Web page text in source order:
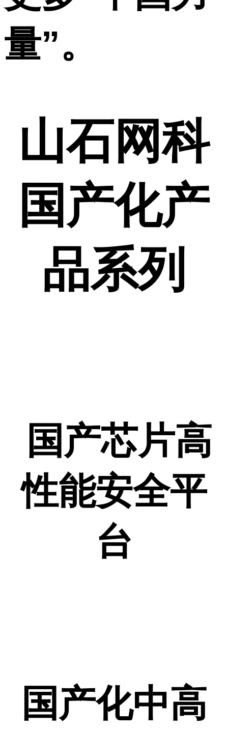
量”。
山石网科
国产化产
品系列
国产芯片高
性能安全平
台
国产化中高